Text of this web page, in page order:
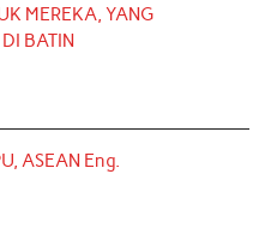
MEREKA, YANG
BATIN
ASEAN Eng.